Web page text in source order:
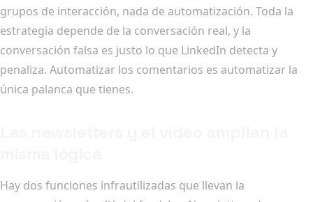
grupos de interacción, nada de automatización. Toda la
estrategia depende de la conversación real, y la
conversación falsa es justo lo que LinkedIn detecta y
penaliza. Automatizar los comentarios es automatizar la
única palanca que tienes.
Hay dos funciones infrautilizadas que llevan la